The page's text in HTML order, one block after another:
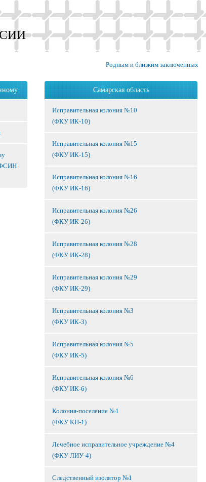
Родным и близким заключенных
ФСИН
Самарская область
Исправительная колония №10
(ФКУ ИК-10)
Исправительная колония №15
(ФКУ ИК-15)
Исправительная колония №16
(ФКУ ИК-16)
Исправительная колония №26
(ФКУ ИК-26)
Исправительная колония №28
(ФКУ ИК-28)
Исправительная колония №29
(ФКУ ИК-29)
Исправительная колония №3
(ФКУ ИК-3)
Исправительная колония №5
(ФКУ ИК-5)
Исправительная колония №6
(ФКУ ИК-6)
Колония-поселение №1
(ФКУ КП-1)
Лечебное исправительное учреждение №4
(ФКУ ЛИУ-4)
Следственный изолятор №1